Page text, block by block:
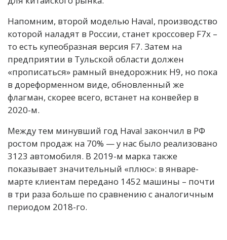
Напомним, второй моделью Haval, производство
которой наладят в России, станет кроссовер F7x –
то есть купеобразная версия F7. Затем на
предприятии в Тульской области должен
«прописаться» рамный внедорожник H9, но пока
в дореформенном виде, обновленный же
флагман, скорее всего, встанет на конвейер в
2020-м.
Между тем минувший год Haval закончил в РФ
ростом продаж на 70% — у нас было реализовано
3123 автомобиля. В 2019-м марка также
показывает значительный «плюс»: в январе-
марте клиентам передано 1452 машины – почти
в три раза больше по сравнению с аналогичным
периодом 2018-го.